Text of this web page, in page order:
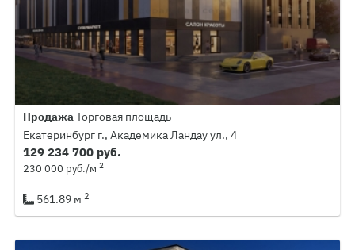
ПродажаТорговая площадь
Екатеринбург г., Академика Ландау ул., 4
129 234 700 руб.
230 000 руб./м 2
561.89 м 2